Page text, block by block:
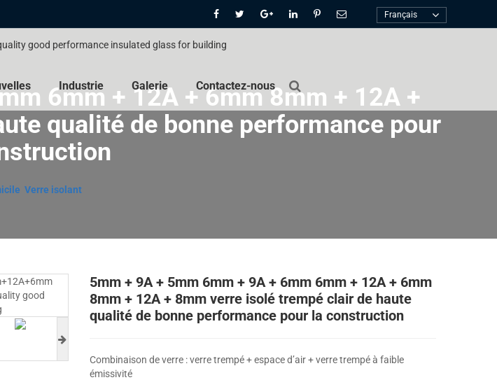
Français
Industrie Galerie Contactez-nous
6mm + 12A + 6mm 8mm + 12A +
qualité de bonne performance pour
Verre isolant
5mm + 9A + 5mm 6mm + 9A + 6mm 6mm + 12A + 6mm
8mm + 12A + 8mm verre isolé trempé clair de haute
qualité de bonne performance pour la construction
Combinaison de verre : verre trempé + espace d’air + verre trempé à faible
émissivité